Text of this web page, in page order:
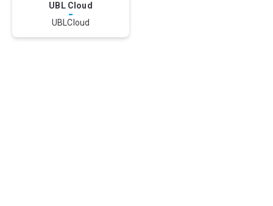
UBL Cloud
-
UBLCloud